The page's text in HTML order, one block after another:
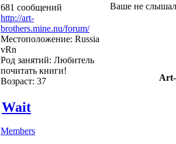
681 сообщений
http://art-
brothers.mine.nu/forum/
Местоположение: Russia
vRn
Род занятий: Любитель
почитать книги!
Возраст: 37
Ваше не
Wait
Members